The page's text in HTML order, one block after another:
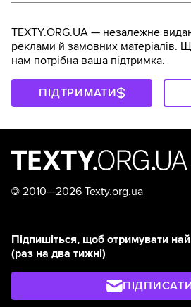
TEXTY.ORG.UA — незалежне
реклами й замовних матеріалів.
нам потрібна ваша підтримка.
ПІДТРИМАТИ
© 2010—2026 Texty.org.ua
Підпишіться, щоб отримувати
(раз на два тижні)